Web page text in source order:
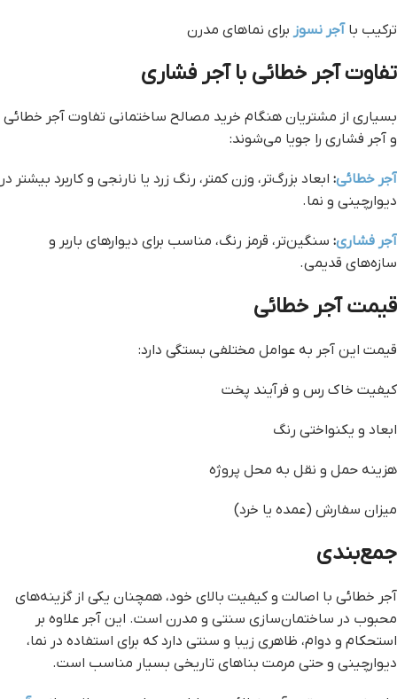
ترکیب با آجر نسوز برای نماهای مدرن
تفاوت آجر خطائی با آجر فشاری
بسیاری از مشتریان هنگام خرید مصالح ساختمانی تفاوت آجر خطائی
و آجر فشاری را جویا می‌شوند:
آجر خطائی: ابعاد بزرگ‌تر، وزن کمتر، رنگ زرد یا نارنجی و کاربرد بیشتر در
دیوارچینی و نما.
آجر فشاری: سنگین‌تر، قرمز رنگ، مناسب برای دیوارهای باربر و
سازه‌های قدیمی.
قیمت آجر خطائی
قیمت این آجر به عوامل مختلفی بستگی دارد:
کیفیت خاک رس و فرآیند پخت
ابعاد و یکنواختی رنگ
هزینه حمل و نقل به محل پروژه
میزان سفارش (عمده یا خرد)
جمع‌بندی
آجر خطائی با اصالت و کیفیت بالای خود، همچنان یکی از گزینه‌های
محبوب در ساختمان‌سازی سنتی و مدرن است. این آجر علاوه بر
استحکام و دوام، ظاهری زیبا و سنتی دارد که برای استفاده در نما،
دیوارچینی و حتی مرمت بناهای تاریخی بسیار مناسب است.